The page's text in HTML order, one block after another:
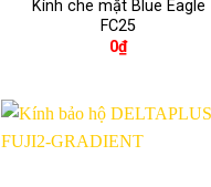
Kính che mặt Blue Eagle
FC25
0₫